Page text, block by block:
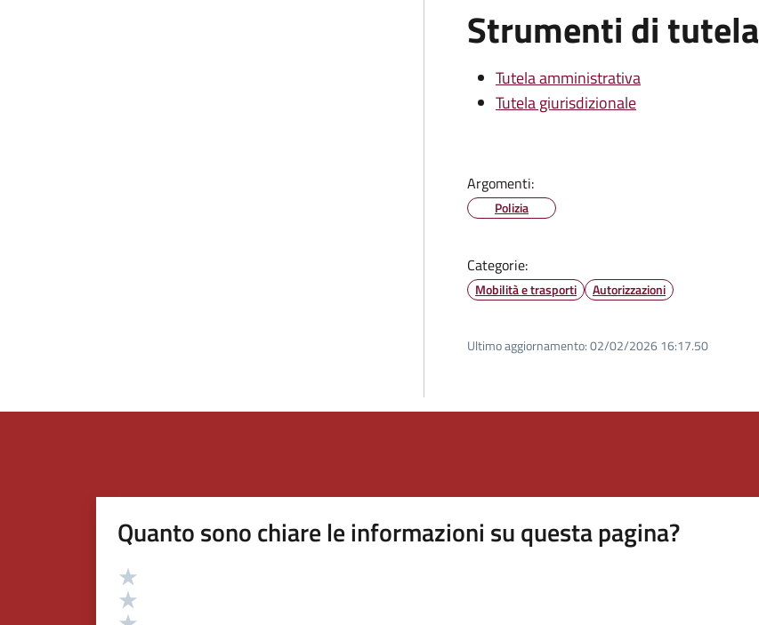
Strumenti di tutela
Tutela amministrativa
Tutela giurisdizionale
Argomenti:
Polizia
Categorie:
Mobilità e trasporti Autorizzazioni
Ultimo aggiornamento:02/02/2026 16:17.50
Quanto sono chiare le informazioni su questa pagina?
Valutazione